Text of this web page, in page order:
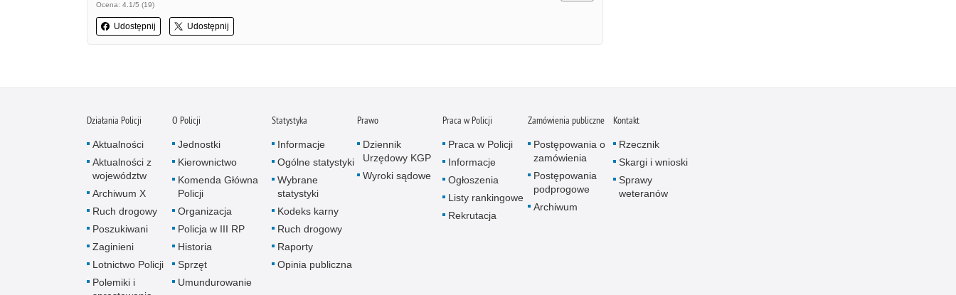
Ocena: 4.1/5 (19)
Udostępnij Udostępnij
Przestępczość bankowa i kredytowa
Przestępczość cudzoziemców
Przestępczość farmaceutyczna
Przestępczość gospodarcza
Działania Policji
Aktualności
Aktualności z
województw
Archiwum X
Ruch drogowy
Poszukiwani
Zaginieni
Lotnictwo Policji
Polemiki i
O Policji
Jednostki
Kierownictwo
Komenda Główna
Policji
Organizacja
Policja w III RP
Historia
Sprzęt
Umundurowanie
Statystyka
Informacje
Ogólne statystyki
Wybrane
statystyki
Kodeks karny
Ruch drogowy
Raporty
Opinia publiczna
Prawo
Dziennik
Urzędowy KGP
Wyroki sądowe
Praca w Policji
Praca w Policji
Informacje
Ogłoszenia
Listy rankingowe
Rekrutacja
Zamówienia publiczne
Postępowania o
zamówienia
Postępowania
podprogowe
Archiwum
Kontakt
Rzecznik
Skargi i wnioski
Sprawy
weteranów